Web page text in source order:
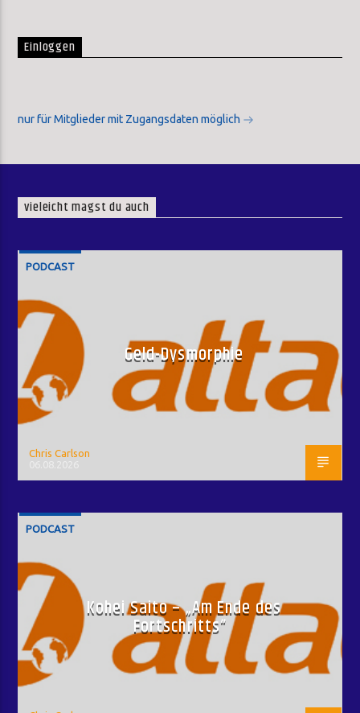
Einloggen
nur für Mitglieder mit Zugangsdaten möglich
vieleicht magst du auch
PODCAST
Geld-Dysmorphie
Chris Carlson
PODCAST
Kohei Saito – „Am Ende des
Fortschritts“